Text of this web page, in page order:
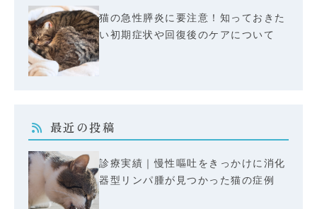
猫の急性膵炎に要注意！知っておきた
い初期症状や回復後のケアについて
最近の投稿
診療実績｜慢性嘔吐をきっかけに消化
器型リンパ腫が見つかった猫の症例